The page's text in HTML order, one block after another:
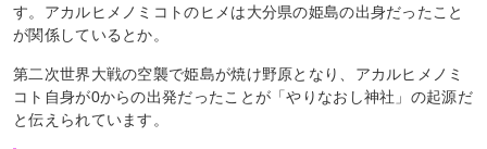
す。アカルヒメノミコトのヒメは大分県の姫島の出身だったこと
が関係しているとか。
第二次世界大戦の空襲で姫島が焼け野原となり、アカルヒメノミ
コト自身が0からの出発だったことが「やりなおし神社」の起源だ
と伝えられています。